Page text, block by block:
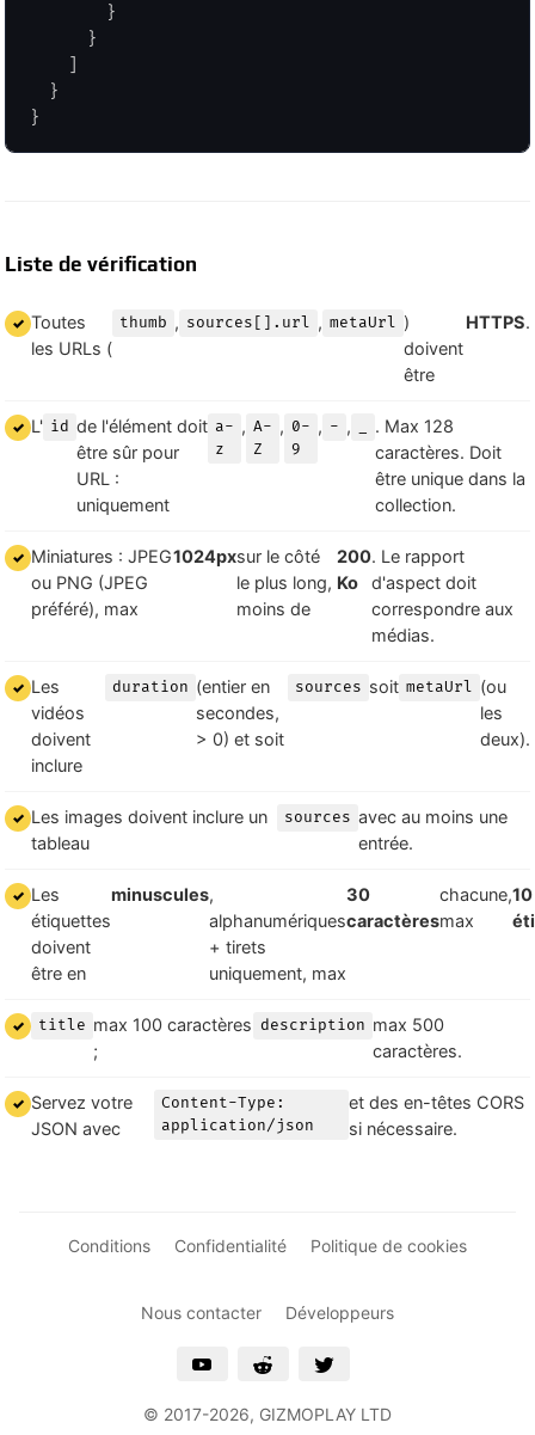
}
}
}
}
Liste de vérification
Toutes
les URLs (
thumb , sources[].url , metaUrl )
doivent
être
HTTPS.
L' id de l'élément doit
être sûr pour
URL :
uniquement
a-
z
, A-
Z
, 0-
9
, - ,
. Max 128
caractères. Doit
être unique dans la
collection.
Miniatures : JPEG
ou PNG (JPEG
préféré), max
1024pxsur le côté
le plus long,
moins de
200
Ko
. Le rapport
d'aspect doit
correspondre aux
médias.
Les
vidéos
doivent
inclure
duration (entier en
secondes,
> 0) et soit
sources soit metaUrl (ou
les
deux).
Les images doivent inclure un
tableau
sources avec au moins une
entrée.
Les
étiquettes
doivent
être en
minuscules,
alphanumériques
+ tirets
uniquement, max
30
caractères
chacune,
max
10
title max 100 caractères
;
description max 500
caractères.
Servez votre
JSON avec
Content-Type:
application/json
et des en-têtes CORS
si nécessaire.
Conditions Confidentialité Politique de cookies
Nous contacter Développeurs
© 2017-2026, GIZMOPLAY LTD